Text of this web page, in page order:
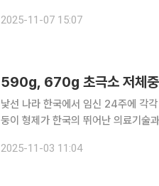
활습관, 스트레스 등으로 역류성 식도
2025-11-07 15:07
590g, 670g 초극소 저체중
낯선 나라 한국에서 임신 24주에 각
둥이 형제가 한국의 뛰어난 의료기술과
는 예기치 못한 진통으로 한 병원 응
2025-11-03 11:04